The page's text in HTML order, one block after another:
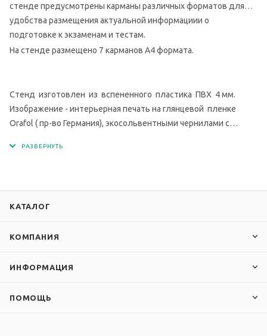
стенде предусмотрены карманы различных форматов для
удобства размещения актуальной информациии о
подготовке к экзаменам и тестам.
На стенде размещено 7 карманов А4 формата.
Стенд изготовлен из вспененного пластика ПВХ 4 мм.
Изображение - интерьерная печать на глянцевой пленке
Orafol ( пр-во Германия), экосольвентными чернилами с
КАТАЛОГ
КОМПАНИЯ
ИНФОРМАЦИЯ
ПОМОЩЬ